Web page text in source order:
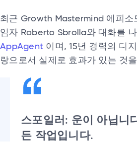
최근 Growth Mastermind 에피소
임자 Roberto Sbrolla와 대화를
AppAgent 이며, 15년 경력의 디
랑으로서 실제로 효과가 있는 것
스포일러: 운이 아닙니
든 작업입니다.